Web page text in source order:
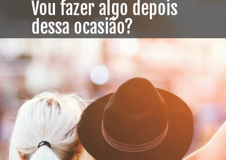
Vou fazer algo depois
dessa ocasião?